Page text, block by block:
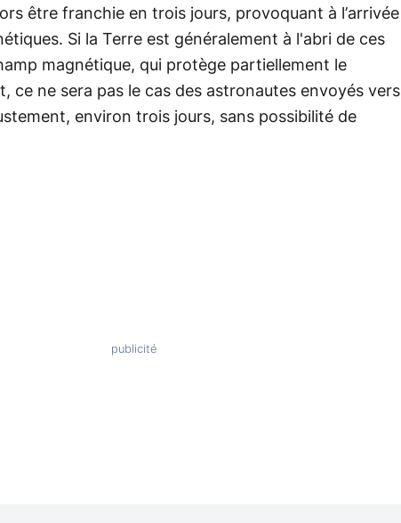
être franchie en trois jours, provoquant à l’arrivée
Si la Terre est généralement à l'abri de ces
magnétique, qui protège partiellement le
ce ne sera pas le cas des astronautes envoyés vers
environ trois jours, sans possibilité de